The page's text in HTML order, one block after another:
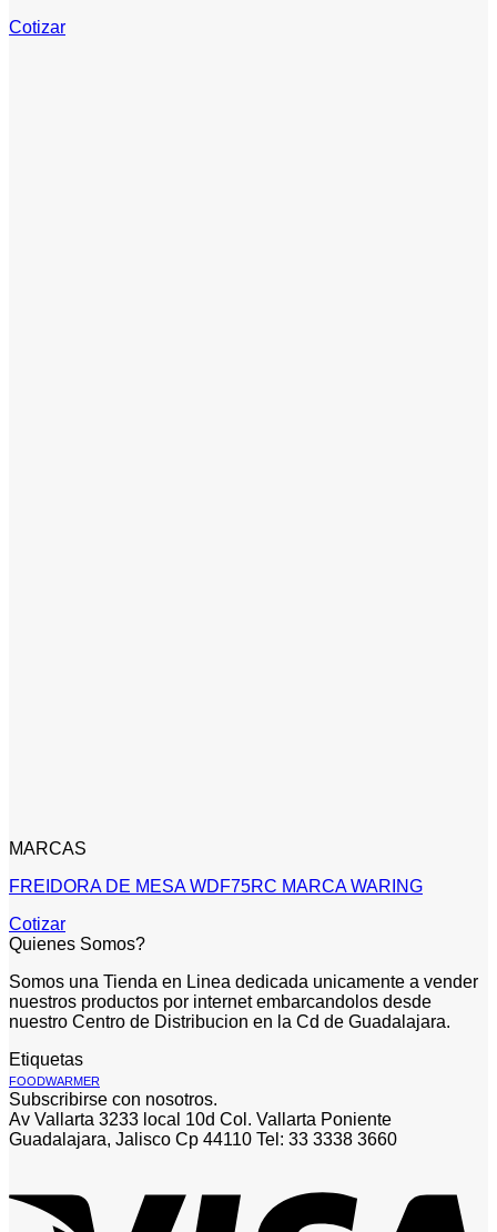
Cotizar
MARCAS
FREIDORA DE MESA WDF75RC MARCA WARING
Cotizar
Quienes Somos?
Somos una Tienda en Linea dedicada unicamente a vender
nuestros productos por internet embarcandolos desde
nuestro Centro de Distribucion en la Cd de Guadalajara.
Etiquetas
FOODWARMER
Subscribirse con nosotros.
Av Vallarta 3233 local 10d Col. Vallarta Poniente
Guadalajara, Jalisco Cp 44110 Tel: 33 3338 3660